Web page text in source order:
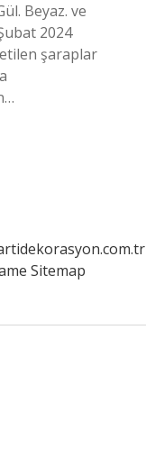
Beyaz. ve
2024
şaraplar
Sitemap